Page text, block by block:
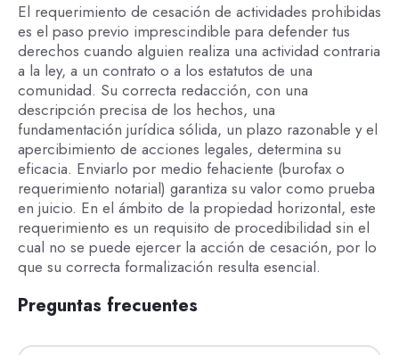
El requerimiento de cesación de actividades prohibidas
es el paso previo imprescindible para defender tus
derechos cuando alguien realiza una actividad contraria
a la ley, a un contrato o a los estatutos de una
comunidad. Su correcta redacción, con una
descripción precisa de los hechos, una
fundamentación jurídica sólida, un plazo razonable y el
apercibimiento de acciones legales, determina su
eficacia. Enviarlo por medio fehaciente (burofax o
requerimiento notarial) garantiza su valor como prueba
en juicio. En el ámbito de la propiedad horizontal, este
requerimiento es un requisito de procedibilidad sin el
cual no se puede ejercer la acción de cesación, por lo
que su correcta formalización resulta esencial.
Preguntas frecuentes